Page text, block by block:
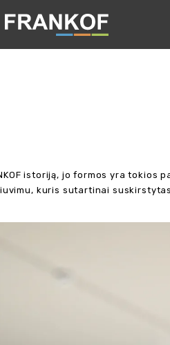
istoriją, jo formos yra
kuris sutartinai